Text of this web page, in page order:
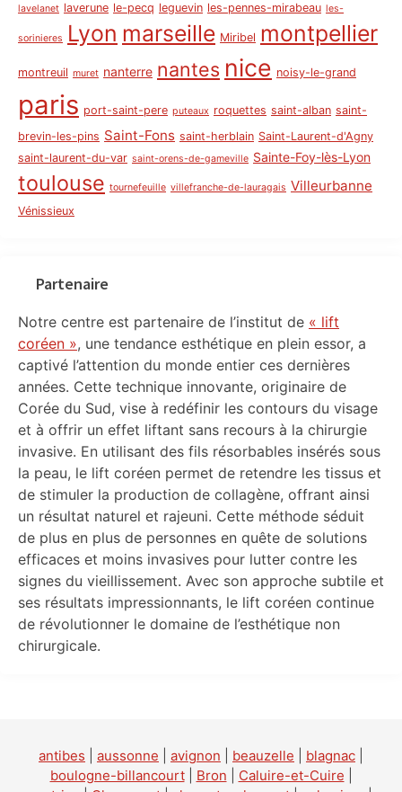
lavelanet laverune le-pecq leguevin les-pennes-mirabeau les-
sorinieres Lyon marseille Miribel montpellier
montreuil muret nanterre nantes nice noisy-le-grand
paris port-saint-pere puteaux roquettes saint-alban saint-
brevin-les-pins Saint-Fons saint-herblain Saint-Laurent-d'Agny
saint-laurent-du-var saint-orens-de-gameville Sainte-Foy-lès-Lyon
toulouse tournefeuille villefranche-de-lauragais Villeurbanne
Vénissieux
Partenaire
Notre centre est partenaire de l’institut de « lift
coréen », une tendance esthétique en plein essor, a
captivé l’attention du monde entier ces dernières
années. Cette technique innovante, originaire de
Corée du Sud, vise à redéfinir les contours du visage
et à offrir un effet liftant sans recours à la chirurgie
invasive. En utilisant des fils résorbables insérés sous
la peau, le lift coréen permet de retendre les tissus et
de stimuler la production de collagène, offrant ainsi
un résultat naturel et rajeuni. Cette méthode séduit
de plus en plus de personnes en quête de solutions
efficaces et moins invasives pour lutter contre les
signes du vieillissement. Avec son approche subtile et
ses résultats impressionnants, le lift coréen continue
de révolutionner le domaine de l’esthétique non
chirurgicale.
antibes aussonne avignon beauzelle blagnac
boulogne-billancourt| Bron Caluire-et-Cuire